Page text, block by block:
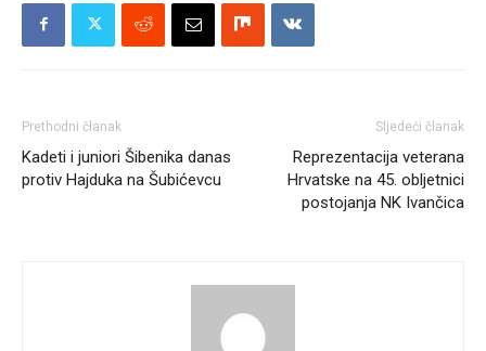
Prethodni članak
Kadeti i juniori Šibenika danas
protiv Hajduka na Šubićevcu
Sljedeći članak
Reprezentacija veterana
Hrvatske na 45. obljetnici
postojanja NK Ivančica